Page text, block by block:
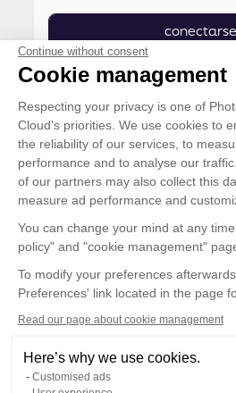
Continue without consent
Cookie management
Respecting your privacy is one of
Cloud's priorities. We use cookies to
the reliability of our services, to
performance and to analyse our
of our partners may also collect this
measure ad performance and
You can change your mind at any
policy" and "cookie management"
To modify your preferences
Preferences' link located in the page
Read our page about cookie management
Here’s why we use cookies.
Customised ads
conectarse
Al hacer clic sobre este
condiciones de utilizaciónde
¿No tiene acceso a este
Solicitar un
¿Quieres conectarte a otro
Cambiar de
Condiciones Generales de Utilización
Política de confidencialidad